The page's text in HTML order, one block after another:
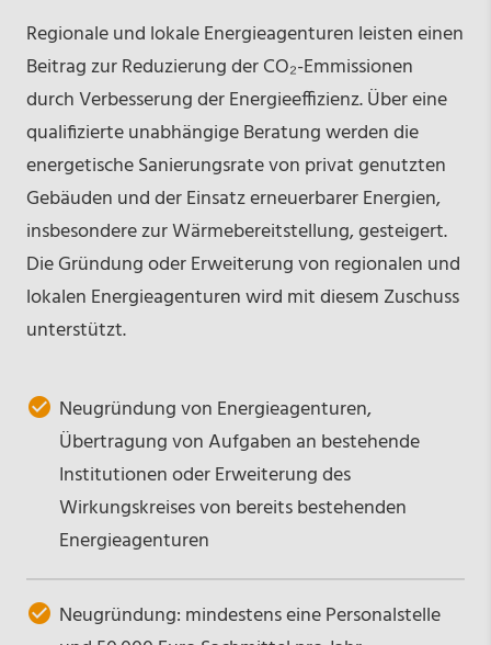
Regionale und lokale Energieagenturen leisten einen
Beitrag zur Reduzierung der CO₂-Emmissionen
durch Verbesserung der Energieeffizienz. Über eine
qualifizierte unabhängige Beratung werden die
energetische Sanierungsrate von privat genutzten
Gebäuden und der Einsatz erneuerbarer Energien,
insbesondere zur Wärmebereitstellung, gesteigert.
Die Gründung oder Erweiterung von regionalen und
lokalen Energieagenturen wird mit diesem Zuschuss
unterstützt.
Neugründung von Energieagenturen,
Übertragung von Aufgaben an bestehende
Institutionen oder Erweiterung des
Wirkungskreises von bereits bestehenden
Energieagenturen
Neugründung: mindestens eine Personalstelle